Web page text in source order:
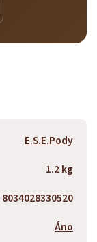
E.S.E.Pody
1.2 kg
8034028330520
Áno